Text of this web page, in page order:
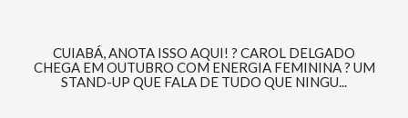
CUIABÁ, ANOTA ISSO AQUI! ? CAROL DELGADO
CHEGA EM OUTUBRO COM ENERGIA FEMININA ? UM
STAND-UP QUE FALA DE TUDO QUE NINGU...